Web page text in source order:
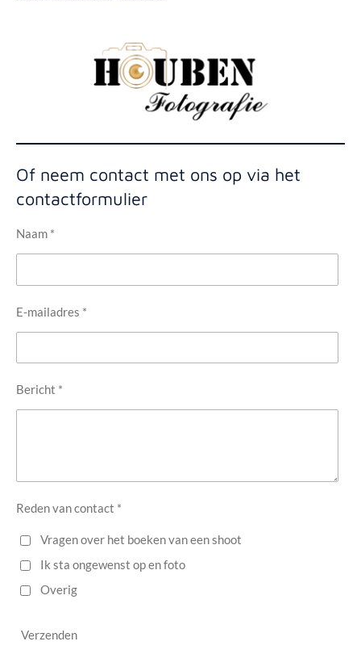
Of neem contact met ons op via het
contactformulier
Naam *
E-mailadres *
Bericht *
Reden van contact *
Vragen over het boeken van een shoot
Ik sta ongewenst op en foto
Overig
Verzenden